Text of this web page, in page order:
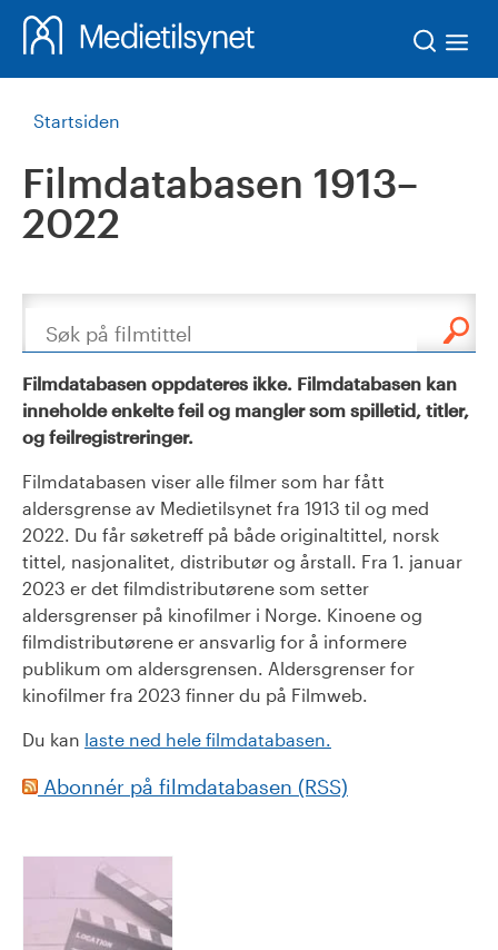
Startsiden
Filmdatabasen 1913–
2022
Søk
Filmdatabasen oppdateres ikke. Filmdatabasen kan
inneholde enkelte feil og mangler som spilletid, titler,
og feilregistreringer.
Filmdatabasen viser alle filmer som har fått
aldersgrense av Medietilsynet fra 1913 til og med
2022. Du får søketreff på både originaltittel, norsk
tittel, nasjonalitet, distributør og årstall. Fra 1. januar
2023 er det filmdistributørene som setter
aldersgrenser på kinofilmer i Norge. Kinoene og
filmdistributørene er ansvarlig for å informere
publikum om aldersgrensen. Aldersgrenser for
kinofilmer fra 2023 finner du på Filmweb.
Du kan laste ned hele filmdatabasen.
Abonnér på filmdatabasen (RSS)